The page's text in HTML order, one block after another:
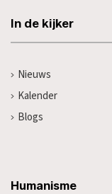
In de kijker
Nieuws
Kalender
Blogs
Humanisme